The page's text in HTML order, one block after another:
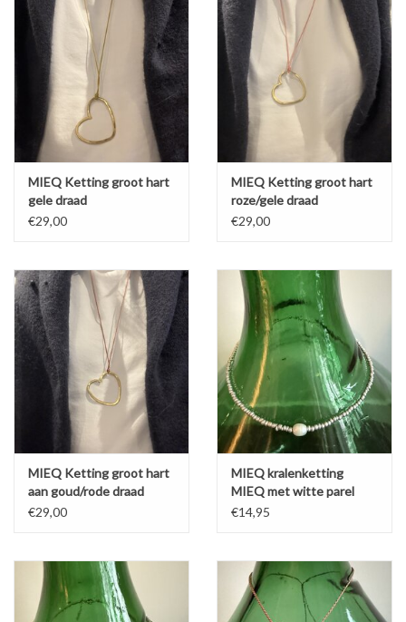
MIEQ Ketting groot hart
gele draad
€29,00
MIEQ Ketting groot hart
roze/gele draad
€29,00
MIEQ Ketting groot hart
aan goud/rode draad
€29,00
MIEQ kralenketting
MIEQ met witte parel
€14,95